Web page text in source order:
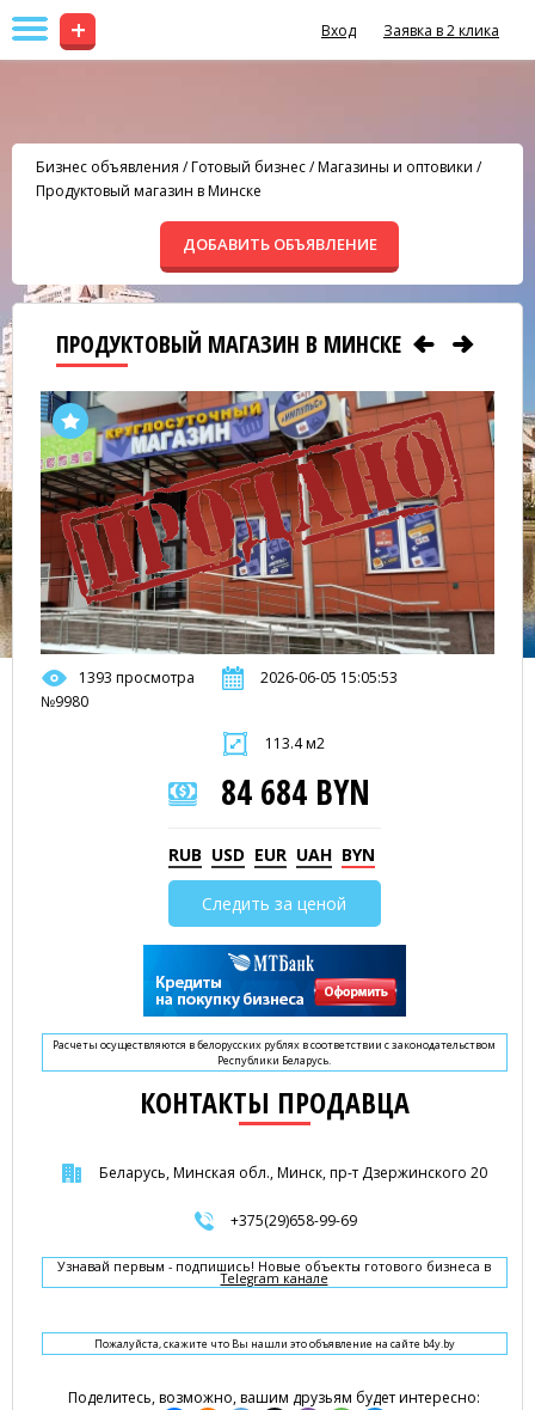
+ Вход Заявка в 2 клика
Бизнес объявления /Готовый бизнес/Магазины и оптовики /
Продуктовый магазин в Минске
ДОБАВИТЬ ОБЪЯВЛЕНИЕ
ПРОДУКТОВЫЙ МАГАЗИН В МИНСКЕ
1393 просмотра
2026-06-05 15:05:53
№9980
113.4 м2
84 684 BYN
RUB USD EUR UAH BYN
Следить за ценой
Расчеты осуществляются в белорусских рублях в соответствии с законодательством
Республики Беларусь.
КОНТАКТЫ ПРОДАВЦА
Беларусь, Минская обл., Минск, пр-т Дзержинского 20
+375(29)658-99-69
Узнавай первым - подпишись! Новые объекты готового бизнеса в
Telegram канале
Пожалуйста, скажите что Вы нашли это объявление на сайте b4y.by
Поделитесь, возможно, вашим друзьям будет интересно: